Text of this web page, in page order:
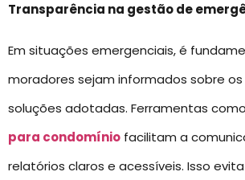
Transparência na gestão de
Em situações emergenciais, é
moradores sejam informados sobre
soluções adotadas. Ferramentas
para condomínio facilitam a
relatórios claros e acessíveis. Isso